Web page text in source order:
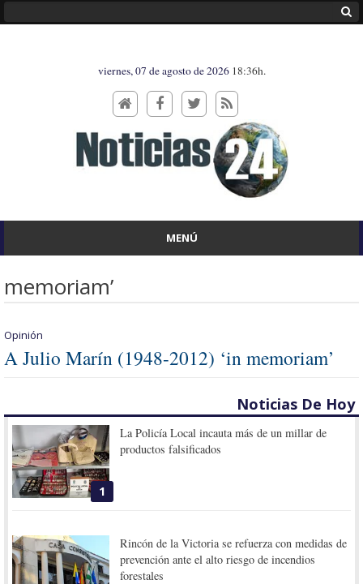
viernes, 07 de agosto de 2026 18:36h.
MENÚ
memoriam’
Opinión
A Julio Marín (1948-2012) ‘in memoriam’
Noticias De Hoy
1
La Policía Local incauta más de un millar de
productos falsificados
Rincón de la Victoria se refuerza con medidas de
prevención ante el alto riesgo de incendios
forestales